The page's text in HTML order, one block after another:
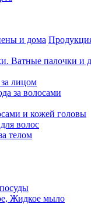
Ватные палочки и
лицом
за волосами
и кожей головы
волос
телом
Жидкое мыло